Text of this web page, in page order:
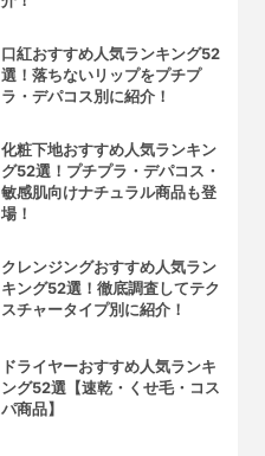
口紅おすすめ人気ランキング52
選！落ちないリップをプチプ
ラ・デパコス別に紹介！
化粧下地おすすめ人気ランキン
グ52選！プチプラ・デパコス・
敏感肌向けナチュラル商品も登
場！
クレンジングおすすめ人気ラン
キング52選！徹底調査してテク
スチャータイプ別に紹介！
ドライヤーおすすめ人気ランキ
ング52選【速乾・くせ毛・コス
パ商品】